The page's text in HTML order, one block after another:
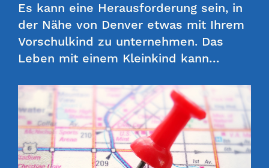
Es kann eine Herausforderung sein, in
der Nähe von Denver etwas mit Ihrem
Vorschulkind zu unternehmen. Das
Leben mit einem Kleinkind kann…